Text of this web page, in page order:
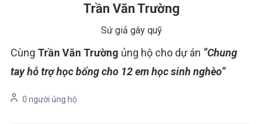
Trần Văn Trường
Sứ giả gây quỹ
Cùng Trần Văn Trường ủng hộ cho dự án “Chung
tay hỗ trợ học bổng cho 12 em học sinh nghèo”
0 người ủng hộ